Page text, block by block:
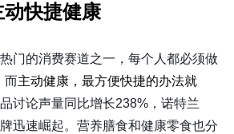
动快捷健康
门的消费赛道之一，每个人都必须做
而主动健康，最方便快捷的办法就
讨论声量同比增长238%，诺特兰
迅速崛起。营养膳食和健康零食也分